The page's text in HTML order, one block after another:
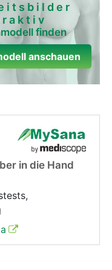
finden
anschauen
in die Hand